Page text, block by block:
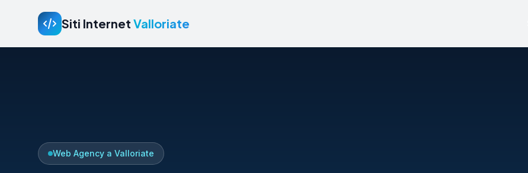
Siti Internet Valloriate
Web Agency a Valloriate